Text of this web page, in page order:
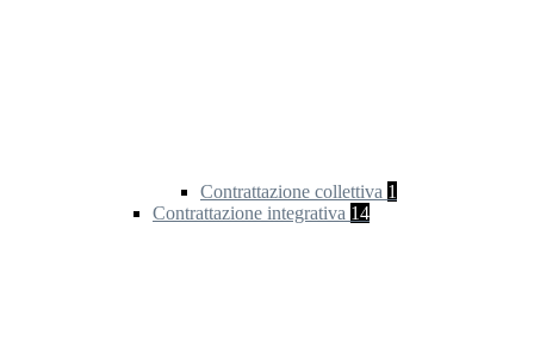
Contrattazione collettiva 1
Contrattazione integrativa 14